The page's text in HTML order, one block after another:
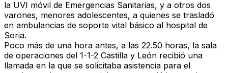
la UVI móvil de Emergencias Sanitarias, y a otros dos
varones, menores adolescentes, a quienes se trasladó
en ambulancias de soporte vital básico al hospital de
Soria.
Poco más de una hora antes, a las 22.50 horas, la sala
de operaciones del 1-1-2 Castilla y León recibió una
llamada en la que se solicitaba asistencia para el